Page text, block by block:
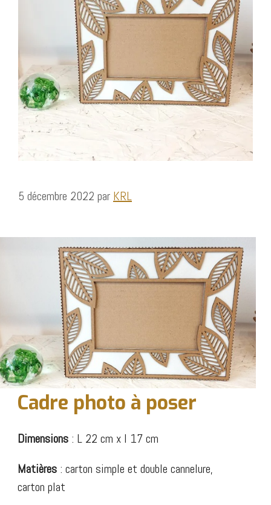
5 décembre 2022 par KRL
Cadre photo à poser
Dimensions : L 22 cm x l 17 cm
Matières : carton simple et double cannelure,
carton plat